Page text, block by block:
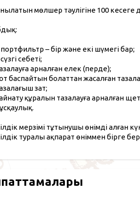
мөлшер тәулігіне 100 кесеге
– бір және екі шүмегі бар;
себеті;
арналған елек (перде);
баспайтын болаттан жасалған
зат;
құралын тазалауға арналған
мерзімі тұтынушы өнімді алған
туралы ақпарат өніммен бірге